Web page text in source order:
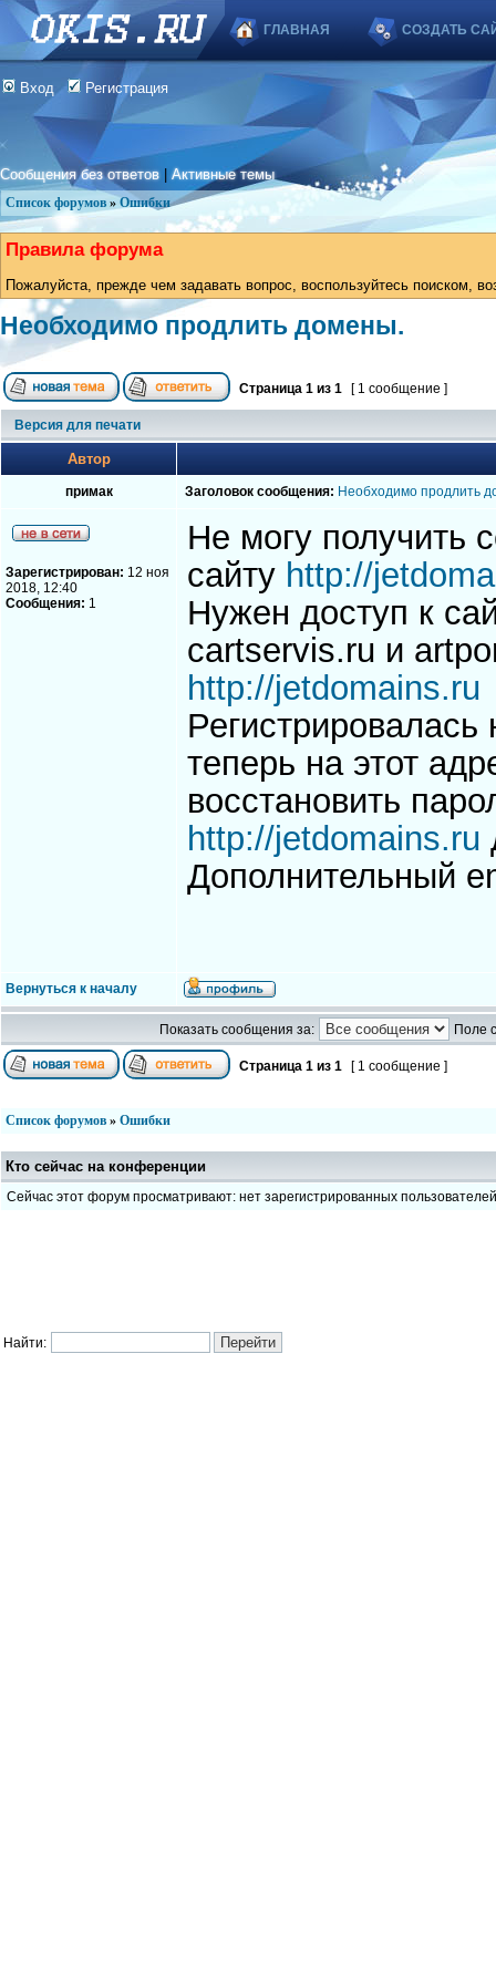
ГЛАВНАЯ СОЗДАТЬ
Вход Регистрация
Сообщения без ответов |Активные темы
Список форумов » Ошибки
Правила форума
Пожалуйста, прежде чем задавать вопрос, воспользуйтесь поиском,
Необходимо продлить домены.
Страница 1 из 1 [ 1 сообщение ]
Версия для печати
Автор
примак Заголовок сообщения: Необходимо продлить
Зарегистрирован: 12 ноя
2018, 12:40
Сообщения: 1
Не могу получить
сайту http://
Нужен доступ к
cartservis.ru и
http://jetdomains.ru
теперь на этот
восстановить
http://jetdomains.ru
Дополнительный
Вернуться к началу
Показать сообщения за: Поле
Страница 1 из 1 [ 1 сообщение ]
Список форумов » Ошибки
Кто сейчас на конференции
Сейчас этот форум просматривают: нет зарегистрированных пользователей
Найти: